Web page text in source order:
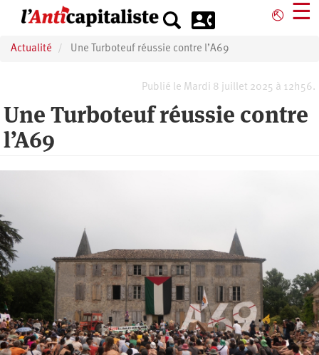
principal
⎋ ☰
Actualité Une Turboteuf réussie contre l’A69
Publié le Mardi 8 juillet 2025 à 12h56.
Une Turboteuf réussie contre
l’A69